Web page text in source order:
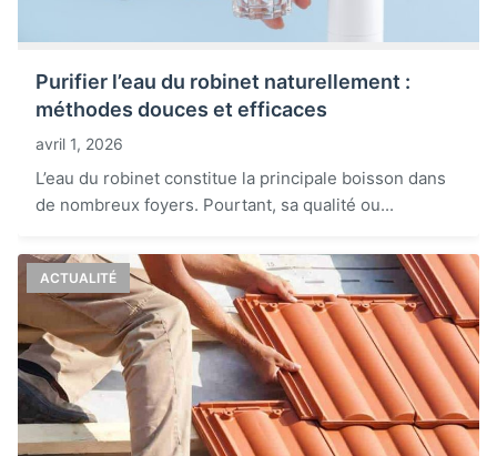
Purifier l’eau du robinet naturellement :
méthodes douces et efficaces
avril 1, 2026
L’eau du robinet constitue la principale boisson dans
de nombreux foyers. Pourtant, sa qualité ou...
ACTUALITÉ